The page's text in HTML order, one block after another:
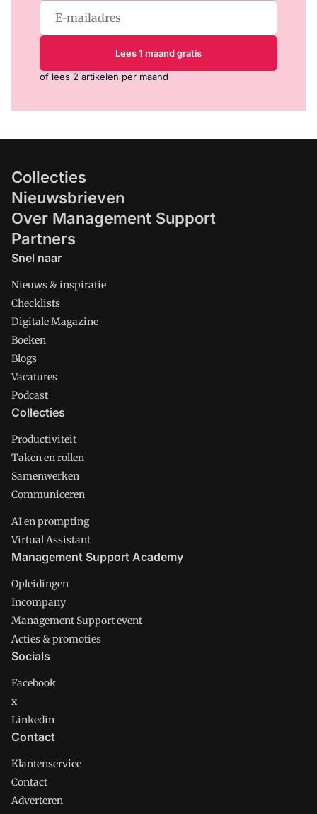
Lees 1 maand gratis
of lees 2 artikelen per maand
Collecties
Nieuwsbrieven
Over Management Support
Partners
Snel naar
Nieuws & inspiratie
Checklists
Digitale Magazine
Boeken
Blogs
Vacatures
Podcast
Collecties
Productiviteit
Taken en rollen
Samenwerken
Communiceren
AI en prompting
Virtual Assistant
Management Support Academy
Opleidingen
Incompany
Management Support event
Acties & promoties
Socials
Facebook
x
Linkedin
Contact
Klantenservice
Contact
Adverteren